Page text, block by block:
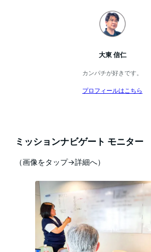
大東 信仁
カンパチが好きです。
プロフィールはこちら
ミッションナビゲート モニター
（画像をタップ→詳細へ）